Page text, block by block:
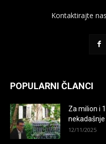
Kontaktirajte
POPULARNI ČLANCI
Za milion i
12/11/2025